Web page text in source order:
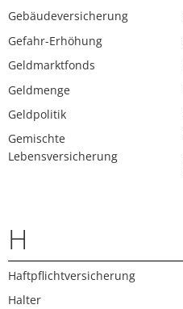
Gebäudeversicherung
Gefahr-Erhöhung
Geldmarktfonds
Geldmenge
Geldpolitik
Gemischte
Lebensversicherung
H
Haftpflichtversicherung
Halter